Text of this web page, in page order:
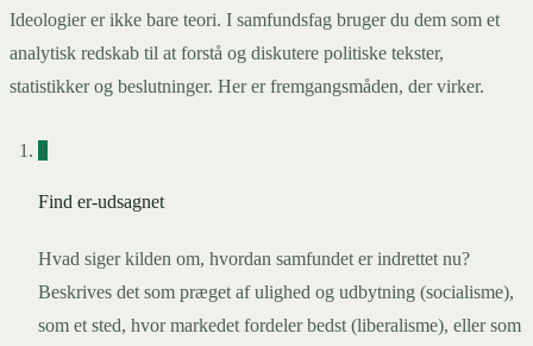
Ideologier er ikke bare teori. I samfundsfag bruger du dem som et
analytisk redskab til at forstå og diskutere politiske tekster,
statistikker og beslutninger. Her er fremgangsmåden, der virker.
1
Find er-udsagnet
Hvad siger kilden om, hvordan samfundet er indrettet nu?
Beskrives det som præget af ulighed og udbytning (socialisme),
som et sted, hvor markedet fordeler bedst (liberalisme), eller som